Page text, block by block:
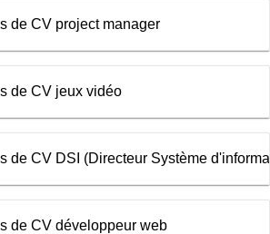
de CV project manager
de CV jeux vidéo
de CV DSI (Directeur Système
de CV développeur web